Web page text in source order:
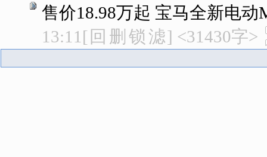
售价18.98万起 宝马全新电动
13:11 [ 回 删 锁 滤] <31430字>